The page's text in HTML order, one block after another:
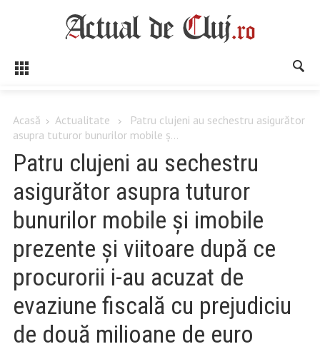
Acasă Actualitate
Patru clujeni au sechestru asigurător
asupra tuturor bunurilor mobile ș...
Patru clujeni au sechestru
asigurător asupra tuturor
bunurilor mobile și imobile
prezente și viitoare după ce
procurorii i-au acuzat de
evaziune fiscală cu prejudiciu
de două milioane de euro